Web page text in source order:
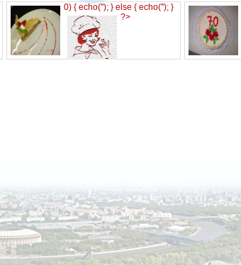
0) { echo(''); } else { echo(''); }
?>